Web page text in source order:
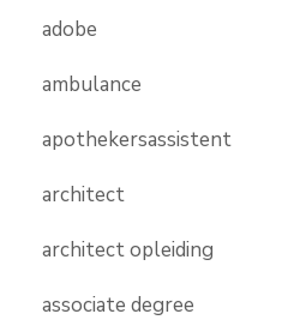
adobe
ambulance
apothekersassistent
architect
architect opleiding
associate degree